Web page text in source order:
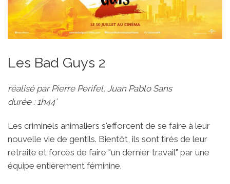
Les Bad Guys 2
réalisé par Pierre Perifel, Juan Pablo Sans
durée : 1h44’
Les criminels animaliers s'efforcent de se faire à leur
nouvelle vie de gentils. Bientôt, ils sont tirés de leur
retraite et forcés de faire "un dernier travail" par une
équipe entièrement féminine.